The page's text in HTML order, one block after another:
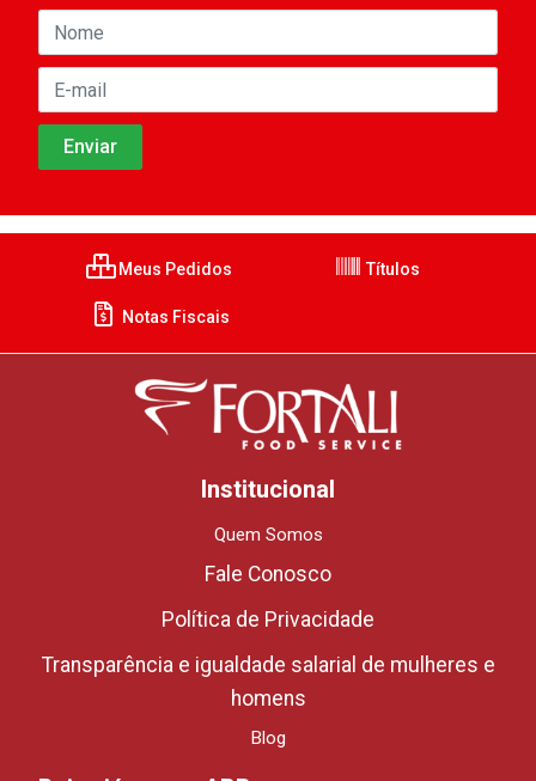
Meus Pedidos Títulos
Notas Fiscais
Institucional
Quem Somos
Fale Conosco
Política de Privacidade
Transparência e igualdade salarial de mulheres e
homens
Blog